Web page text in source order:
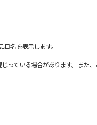
名を表示します。
ている場合があります。また